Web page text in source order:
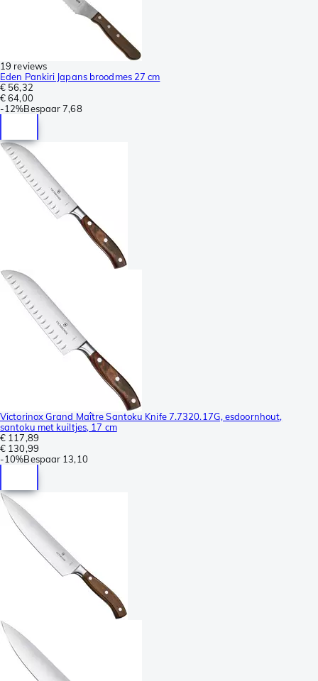
19 reviews
Eden Pankiri Japans broodmes 27 cm
€ 56,32
€ 64,00
-12%Bespaar 7,68
Victorinox Grand Maître Santoku Knife 7.7320.17G, esdoornhout,
santoku met kuiltjes, 17 cm
€ 117,89
€ 130,99
-10%Bespaar 13,10